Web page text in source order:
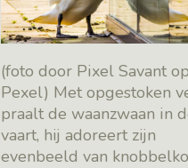
(foto door Pixel Savant op
Pexel) Met opgestoken
praalt de waanzwaan in
vaart, hij adoreert zijn
evenbeeld van